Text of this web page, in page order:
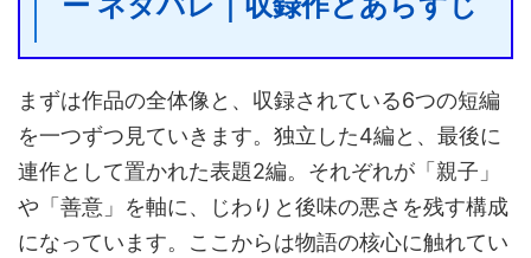
まずは作品の全体像と、収録されている6つの短編
を一つずつ見ていきます。独立した4編と、最後に
連作として置かれた表題2編。それぞれが「親子」
や「善意」を軸に、じわりと後味の悪さを残す構成
になっています。ここからは物語の核心に触れてい